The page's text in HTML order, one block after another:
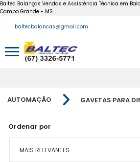
Baltec Balanças Vendas e Assistência Técnica em
Campo Grande - MS
baltecbalancas@gmail.com
AUTOMAÇÃO GAVETAS PARA
Ordenar por
MAIS RELEVANTES